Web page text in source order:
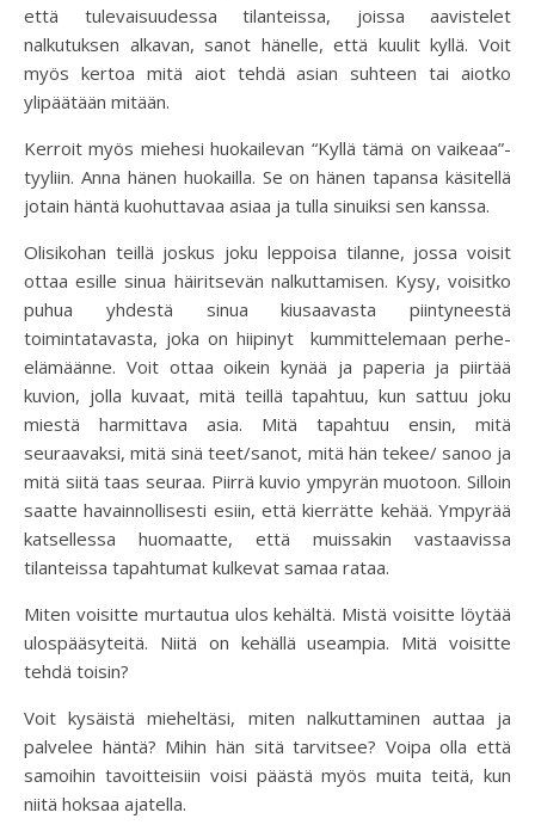
että tulevaisuudessa tilanteissa, joissa aavistelet
nalkutuksen alkavan, sanot hänelle, että kuulit kyllä. Voit
myös kertoa mitä aiot tehdä asian suhteen tai aiotko
ylipäätään mitään.
Kerroit myös miehesi huokailevan “Kyllä tämä on vaikeaa”-
tyyliin. Anna hänen huokailla. Se on hänen tapansa käsitellä
jotain häntä kuohuttavaa asiaa ja tulla sinuiksi sen kanssa.
Olisikohan teillä joskus joku leppoisa tilanne, jossa voisit
ottaa esille sinua häiritsevän nalkuttamisen. Kysy, voisitko
puhua yhdestä sinua kiusaavasta piintyneestä
toimintatavasta, joka on hiipinyt kummittelemaan perhe-
elämäänne. Voit ottaa oikein kynää ja paperia ja piirtää
kuvion, jolla kuvaat, mitä teillä tapahtuu, kun sattuu joku
miestä harmittava asia. Mitä tapahtuu ensin, mitä
seuraavaksi, mitä sinä teet/sanot, mitä hän tekee/ sanoo ja
mitä siitä taas seuraa. Piirrä kuvio ympyrän muotoon. Silloin
saatte havainnollisesti esiin, että kierrätte kehää. Ympyrää
katsellessa huomaatte, että muissakin vastaavissa
tilanteissa tapahtumat kulkevat samaa rataa.
Miten voisitte murtautua ulos kehältä. Mistä voisitte löytää
ulospääsyteitä. Niitä on kehällä useampia. Mitä voisitte
tehdä toisin?
Voit kysäistä mieheltäsi, miten nalkuttaminen auttaa ja
palvelee häntä? Mihin hän sitä tarvitsee? Voipa olla että
samoihin tavoitteisiin voisi päästä myös muita teitä, kun
niitä hoksaa ajatella.